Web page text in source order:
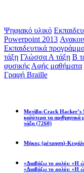
Ψηφιακό υλικό
Powerpoint 2013
Εκπαιδευτικά
τάξη Γλώσσα Α τάξη Β
φυσικής Αφής μαθήματα
Γραφή Braille
Μοτίβα-Crack Hacker’s
καλύτερα τα αριθμητικά
τάξη (7260)
Μήκος (μέτρηση)-
«Διαβάζω το ρολόι: «Η
«Διαβάζω το ρολόι: «Η